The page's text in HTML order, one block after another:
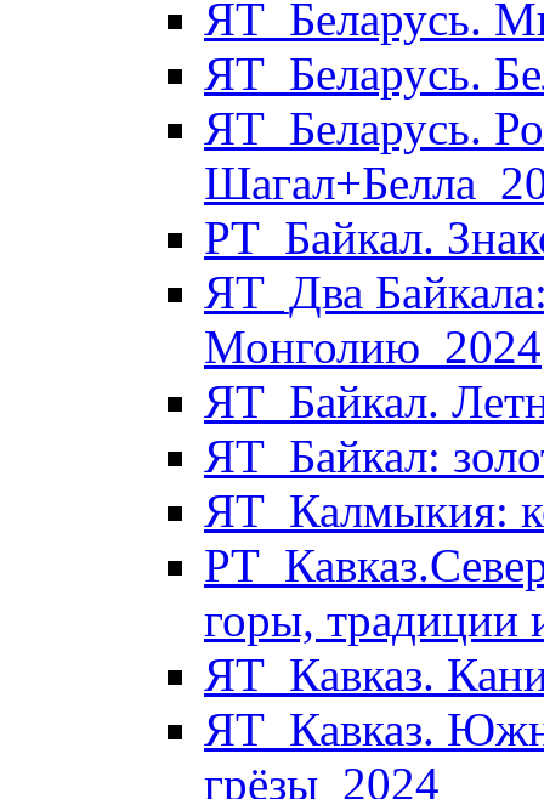
ЯТ_Беларусь.
ЯТ_Беларусь.
ЯТ_Беларусь.
РТ_Байкал.
ЯТ_Два
Монголию_2024
ЯТ_Байкал.
ЯТ_Байкал:
ЯТ_Калмыкия:
горы, традиции
ЯТ_Кавказ.
ЯТ_Кавказ.
грёзы_2024